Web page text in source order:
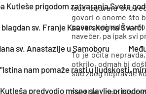
Kutleše prigodom zatvaranja Svete
sv. Franje Ksaverskog na Švarči
sv. Anastazije u Samoboru
"Istina nam pomaže rasti u ljudskosti,
predvodio misno slavlje
Isus izgovara ovu
govori o onome što
posao, oni rade u
navečer, pa ipak svi
To je očita
otkrilo, odmah bi
sud zbog nepravde
Sveti je Josip bio